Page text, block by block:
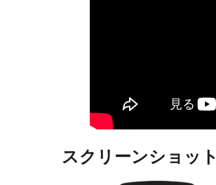
スクリーンショット